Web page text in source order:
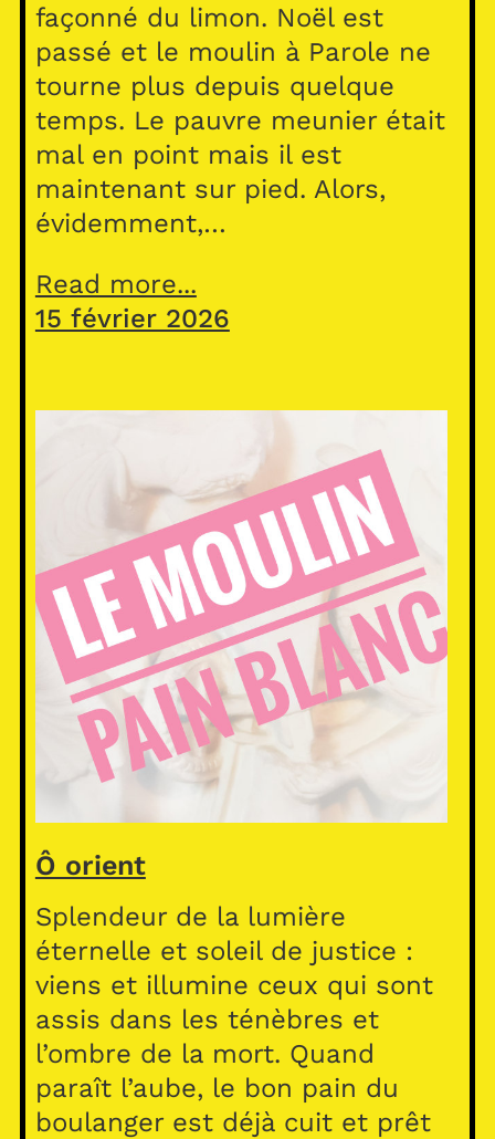
façonné du limon. Noël est
passé et le moulin à Parole ne
tourne plus depuis quelque
temps. Le pauvre meunier était
mal en point mais il est
maintenant sur pied. Alors,
évidemment,…
Read more...
15 février 2026
Ô orient
Splendeur de la lumière
éternelle et soleil de justice :
viens et illumine ceux qui sont
assis dans les ténèbres et
l’ombre de la mort. Quand
paraît l’aube, le bon pain du
boulanger est déjà cuit et prêt